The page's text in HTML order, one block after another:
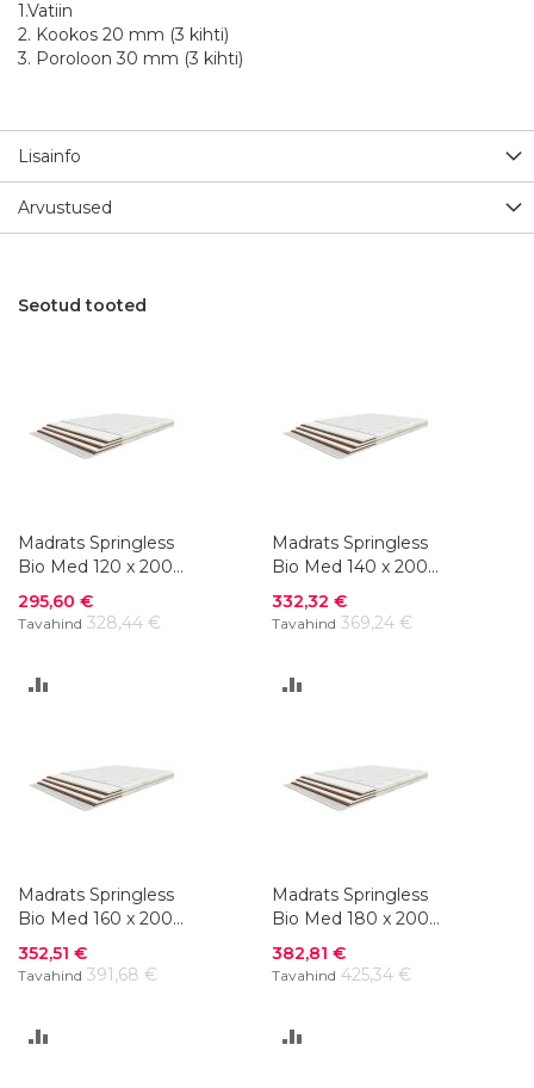
1.Vatiin
2. Kookos 20 mm (3 kihti)
3. Poroloon 30 mm (3 kihti)
Lisainfo
Arvustused
Seotud tooted
Madrats Springless
Bio Med 120 x 200
cm
Soodushind
295,60 €
Tavahind 328,44 €
Madrats Springless
Bio Med 140 x 200
cm
Soodushind
332,32 €
Tavahind 369,24 €
Madrats Springless
Bio Med 160 x 200
cm
Soodushind
352,51 €
Tavahind 391,68 €
Madrats Springless
Bio Med 180 x 200
cm
Soodushind
382,81 €
Tavahind 425,34 €